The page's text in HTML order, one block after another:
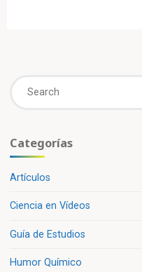
Categorías
Artículos
Ciencia en Vídeos
Guía de Estudios
Humor Químico